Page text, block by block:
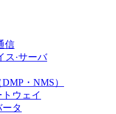
信
ス·サーバ
・NMS）
ウェイ
ータ